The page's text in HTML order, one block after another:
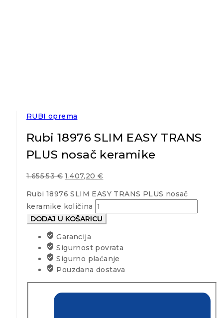
RUBI oprema
Rubi 18976 SLIM EASY TRANS
PLUS nosač keramike
1.655,53€ 1.407,20€
Rubi 18976 SLIM EASY TRANS PLUS nosač
keramike količina
DODAJ U KOŠARICU
Garancija
Sigurnost povrata
Sigurno plaćanje
Pouzdana dostava